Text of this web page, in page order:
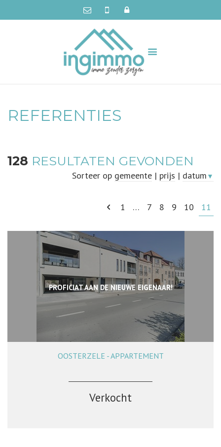
REFERENTIES
128 RESULTATEN GEVONDEN
Sorteer op gemeente | prijs | datum ▼
1 … 7 8 9 10 11
PROFICIAT AAN DE NIEUWE EIGENAAR!
128 m² 2 1
OOSTERZELE - APPARTEMENT
Verkocht